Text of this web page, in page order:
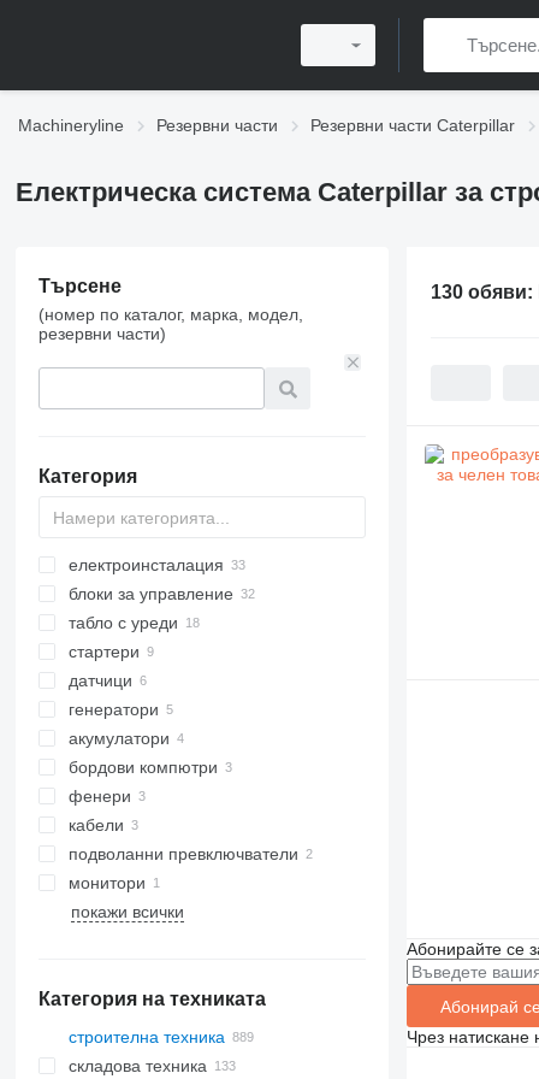
Machineryline Резервни части Резервни части Caterpillar
Електрическа система Caterpillar за
Търсене
(номер по каталог, марка, модел,
резервни части)
Категория
електроинсталация
блоки за управление
табло с уреди
стартери
датчици
генератори
акумулатори
бордови компютри
фенери
кабели
подволанни превключватели
монитори
покажи всички
Категория на техниката
строителна техника
багери
складова техника
130 обяви:
Абонирайте се
Абонирай се
Чрез натискане